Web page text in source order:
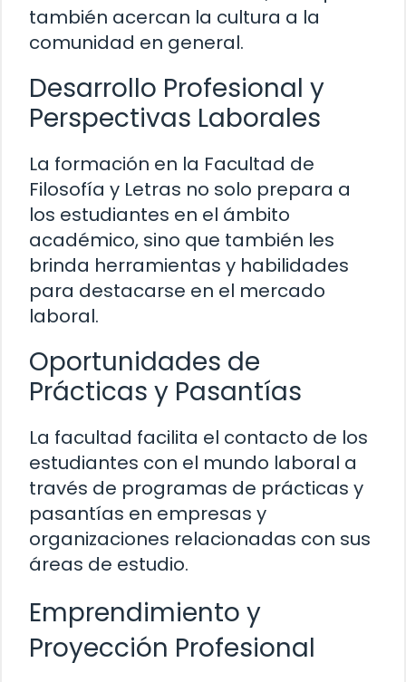
también acercan la cultura a la
comunidad en general.
Desarrollo Profesional y
Perspectivas Laborales
La formación en la Facultad de
Filosofía y Letras no solo prepara a
los estudiantes en el ámbito
académico, sino que también les
brinda herramientas y habilidades
para destacarse en el mercado
laboral.
Oportunidades de
Prácticas y Pasantías
La facultad facilita el contacto de los
estudiantes con el mundo laboral a
través de programas de prácticas y
pasantías en empresas y
organizaciones relacionadas con sus
áreas de estudio.
Emprendimiento y
Proyección Profesional